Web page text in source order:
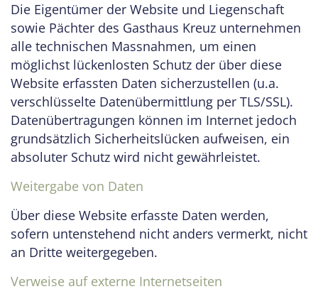
Die Eigentümer der Website und Liegenschaft
sowie Pächter des Gasthaus Kreuz unternehmen
alle technischen Massnahmen, um einen
möglichst lückenlosten Schutz der über diese
Website erfassten Daten sicherzustellen (u.a.
verschlüsselte Datenübermittlung per TLS/SSL).
Datenübertragungen können im Internet jedoch
grundsätzlich Sicherheitslücken aufweisen, ein
absoluter Schutz wird nicht gewährleistet.
Weitergabe von Daten
Über diese Website erfasste Daten werden,
sofern untenstehend nicht anders vermerkt, nicht
an Dritte weitergegeben.
Verweise auf externe Internetseiten